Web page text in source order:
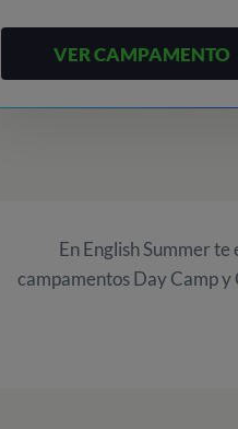
VER CAMPAMENTO
En English Summer
campamentos Day Camp